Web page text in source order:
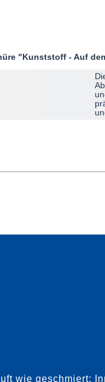
"Kunststoff - Auf
wie geschmiert: